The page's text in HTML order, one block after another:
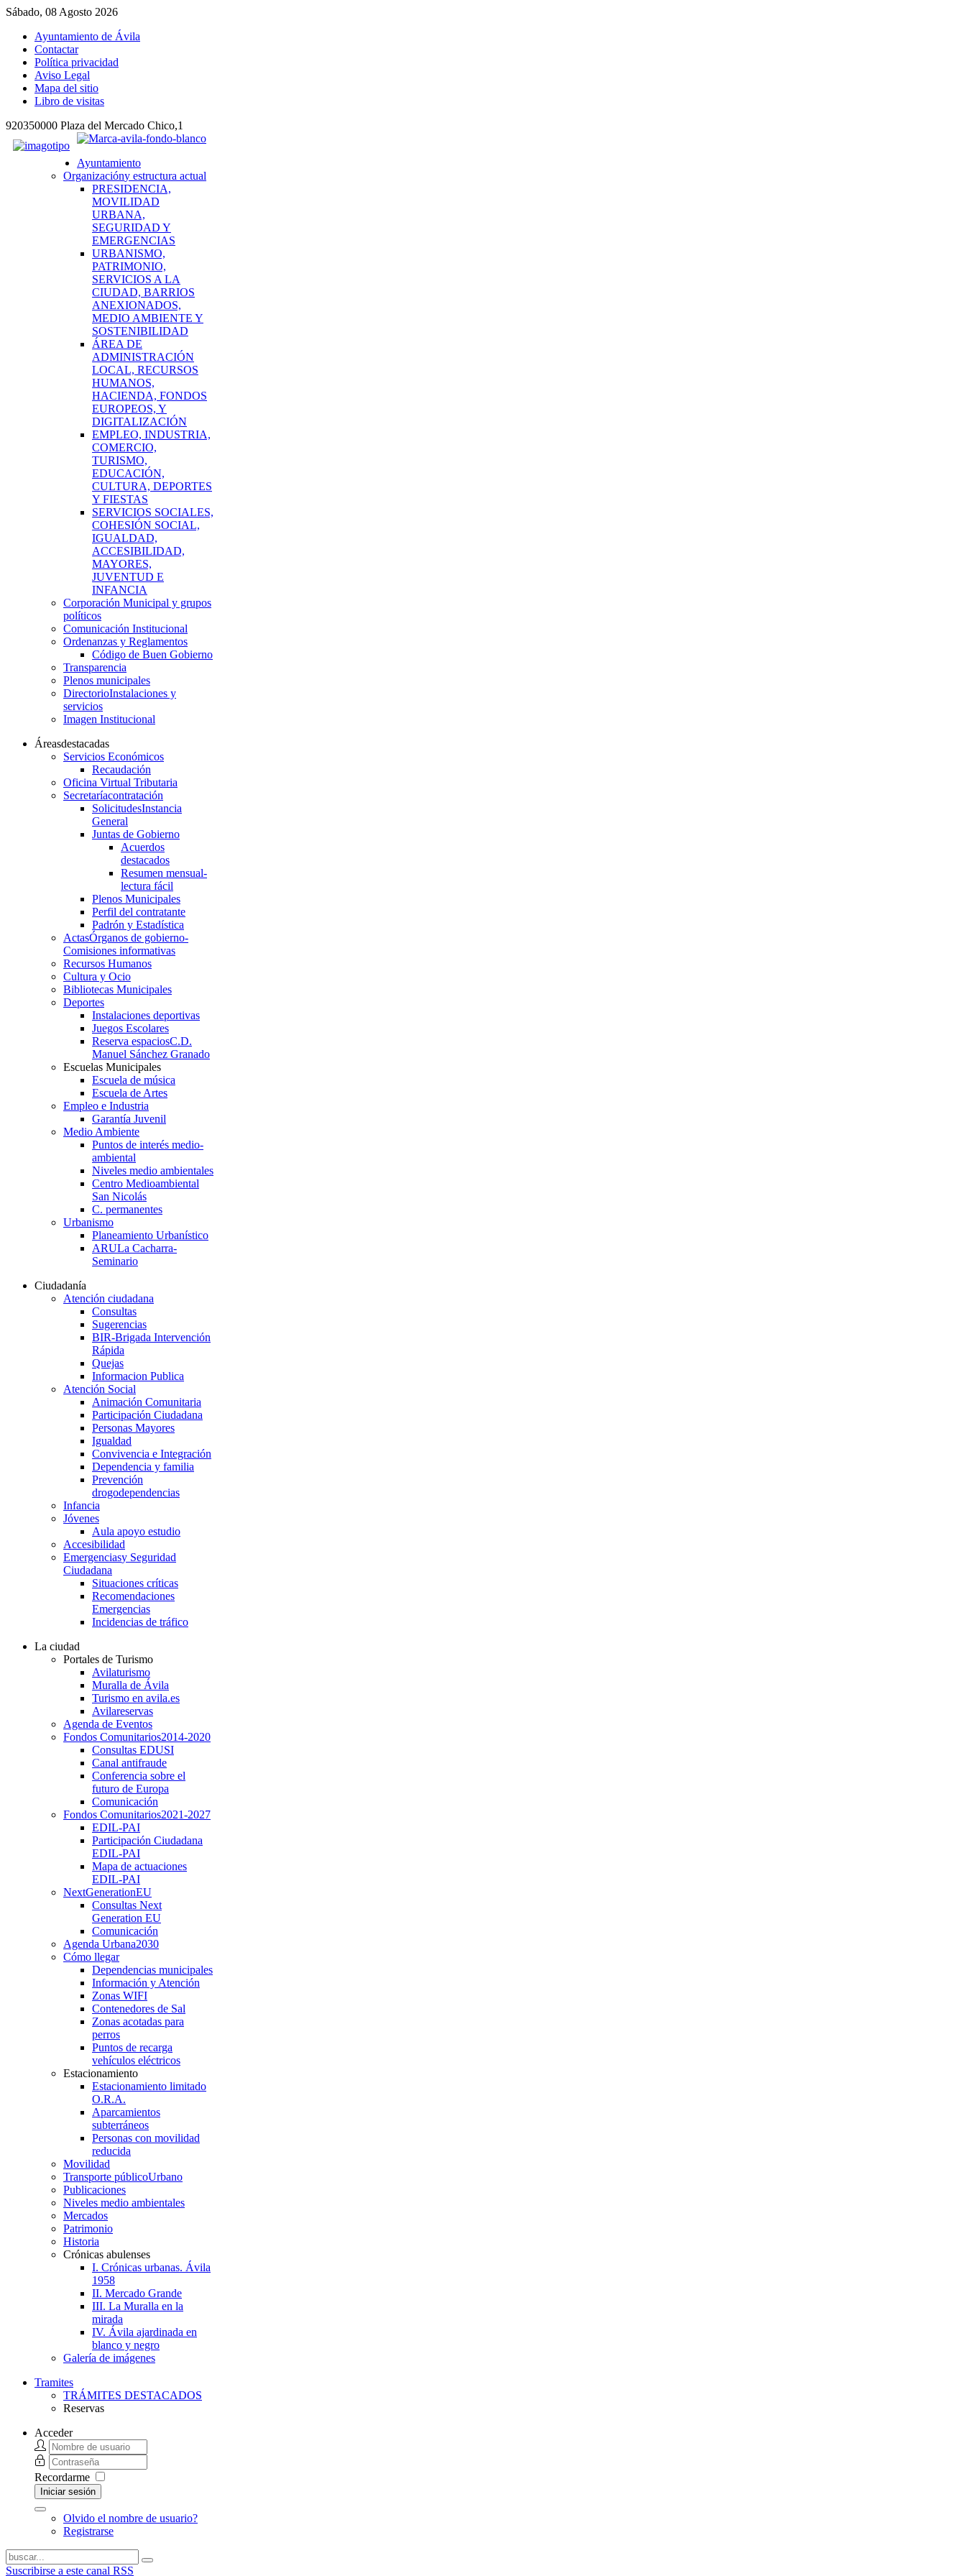
Sábado, 08 Agosto 2026
Ayuntamiento de Ávila
Contactar
Política privacidad
Aviso Legal
Mapa del sitio
Libro de visitas
920350000 Plaza del Mercado Chico,1
Ayuntamiento
Organizacióny estructura actual
PRESIDENCIA,
MOVILIDAD
URBANA,
SEGURIDAD Y
EMERGENCIAS
URBANISMO,
PATRIMONIO,
SERVICIOS A LA
CIUDAD, BARRIOS
ANEXIONADOS,
MEDIO AMBIENTE Y
SOSTENIBILIDAD
ÁREA DE
ADMINISTRACIÓN
LOCAL, RECURSOS
HUMANOS,
HACIENDA, FONDOS
EUROPEOS, Y
DIGITALIZACIÓN
EMPLEO, INDUSTRIA,
COMERCIO,
TURISMO,
EDUCACIÓN,
CULTURA, DEPORTES
Y FIESTAS
SERVICIOS SOCIALES,
COHESIÓN SOCIAL,
IGUALDAD,
ACCESIBILIDAD,
MAYORES,
JUVENTUD E
INFANCIA
Corporación Municipal y grupos
políticos
Comunicación Institucional
Ordenanzas y Reglamentos
Código de Buen Gobierno
Transparencia
Plenos municipales
DirectorioInstalaciones y
servicios
Imagen Institucional
Áreasdestacadas
Servicios Económicos
Recaudación
Oficina Virtual Tributaria
Secretaríacontratación
SolicitudesInstancia
General
Juntas de Gobierno
Acuerdos
destacados
Resumen mensual-
lectura fácil
Plenos Municipales
Perfil del contratante
Padrón y Estadística
ActasÓrganos de gobierno-
Comisiones informativas
Recursos Humanos
Cultura y Ocio
Bibliotecas Municipales
Deportes
Instalaciones deportivas
Juegos Escolares
Reserva espaciosC.D.
Manuel Sánchez Granado
Escuelas Municipales
Escuela de música
Escuela de Artes
Empleo e Industria
Garantía Juvenil
Medio Ambiente
Puntos de interés medio-
ambiental
Niveles medio ambientales
Centro Medioambiental
San Nicolás
C. permanentes
Urbanismo
Planeamiento Urbanístico
ARULa Cacharra-
Seminario
Ciudadanía
Atención ciudadana
Consultas
Sugerencias
BIR-Brigada Intervención
Rápida
Quejas
Informacion Publica
Atención Social
Animación Comunitaria
Participación Ciudadana
Personas Mayores
Igualdad
Convivencia e Integración
Dependencia y familia
Prevención
drogodependencias
Infancia
Jóvenes
Aula apoyo estudio
Accesibilidad
Emergenciasy Seguridad
Ciudadana
Situaciones críticas
Recomendaciones
Emergencias
Incidencias de tráfico
La ciudad
Portales de Turismo
Avilaturismo
Muralla de Ávila
Turismo en avila.es
Avilareservas
Agenda de Eventos
Fondos Comunitarios2014-2020
Consultas EDUSI
Canal antifraude
Conferencia sobre el
futuro de Europa
Comunicación
Fondos Comunitarios2021-2027
EDIL-PAI
Participación Ciudadana
EDIL-PAI
Mapa de actuaciones
EDIL-PAI
NextGenerationEU
Consultas Next
Generation EU
Comunicación
Agenda Urbana2030
Cómo llegar
Dependencias municipales
Información y Atención
Zonas WIFI
Contenedores de Sal
Zonas acotadas para
perros
Puntos de recarga
vehículos eléctricos
Estacionamiento
Estacionamiento limitado
O.R.A.
Aparcamientos
subterráneos
Personas con movilidad
reducida
Movilidad
Transporte públicoUrbano
Publicaciones
Niveles medio ambientales
Mercados
Patrimonio
Historia
Crónicas abulenses
I. Crónicas urbanas. Ávila
1958
II. Mercado Grande
III. La Muralla en la
mirada
IV. Ávila ajardinada en
blanco y negro
Galería de imágenes
Tramites
TRÁMITES DESTACADOS
Reservas
Acceder
Recordarme
Iniciar sesión
Olvido el nombre de usuario?
Registrarse
Suscribirse a este canal RSS